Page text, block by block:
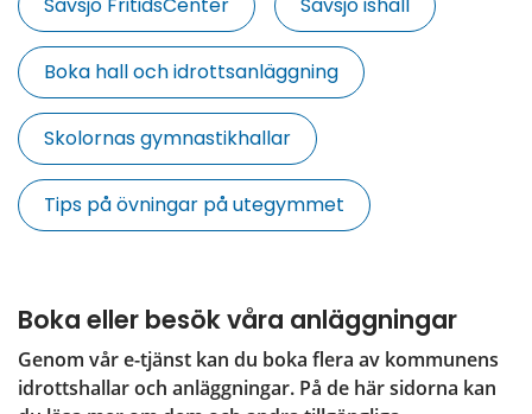
Sävsjö FritidsCenter Sävsjö ishall
Boka hall och idrottsanläggning
Skolornas gymnastikhallar
Tips på övningar på utegymmet
Boka eller besök våra anläggningar
Genom vår e-tjänst kan du boka flera av kommunens
idrottshallar och anläggningar. På de här sidorna kan